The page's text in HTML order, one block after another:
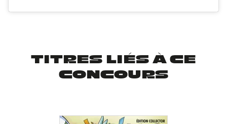
TITRES LIÉS À CE
CONCOURS